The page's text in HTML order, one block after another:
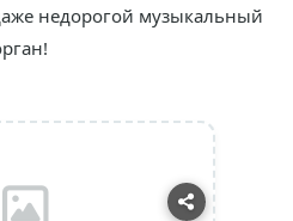
недорогой музыкальный